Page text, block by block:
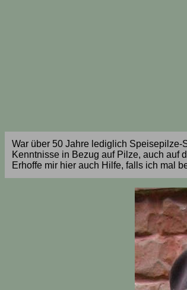
War über 50 Jahre lediglich Speisepilze-
Kenntnisse in Bezug auf Pilze, auch auf
Erhoffe mir hier auch Hilfe, falls ich mal